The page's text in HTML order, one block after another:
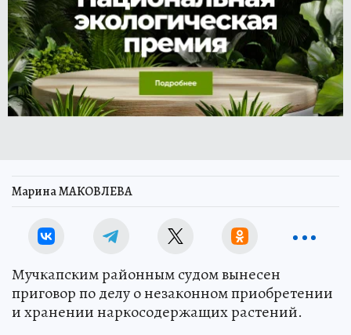
Марина МАКОВЛЕВА
Мучкапским районным судом вынесен
приговор по делу о незаконном приобретении
и хранении наркосодержащих растений.